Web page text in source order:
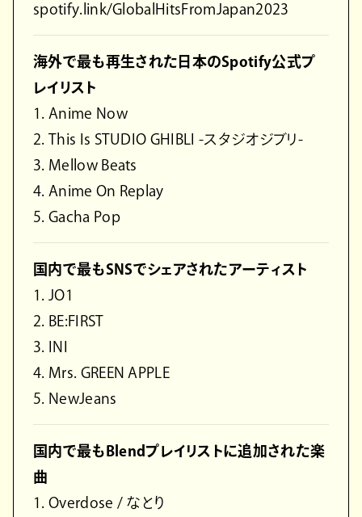
spotify.link/GlobalHitsFromJapan2023
海外で最も再生された日本のSpotify公式プ
レイリスト
1. Anime Now
2. This Is STUDIO GHIBLI -スタジオジブリ-
3. Mellow Beats
4. Anime On Replay
5. Gacha Pop
国内で最もSNSでシェアされたアーティスト
1. JO1
2. BE:FIRST
3. INI
4. Mrs. GREEN APPLE
5. NewJeans
国内で最もBlendプレイリストに追加された楽
曲
1. Overdose / なとり